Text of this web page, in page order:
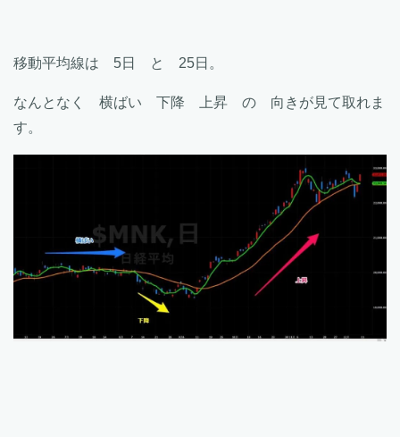
移動平均線は 5日 と 25日。
なんとなく 横ばい 下降 上昇 の 向きが見て取れま
す。